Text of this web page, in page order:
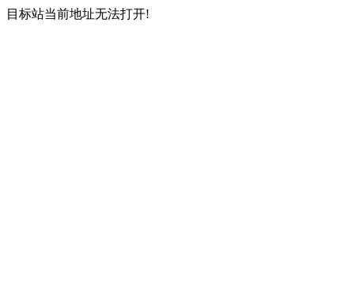
目标站当前地址无法打开!